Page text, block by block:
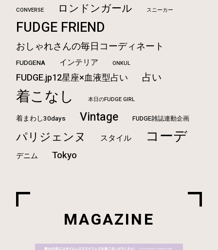
CONVERSE ロンドンガール スニーカー
FUDGE FRIEND
おしゃれさんの毎日コーディネート
FUDGENA インテリア ONKUL
FUDGE.jp12星座×血液型占い 占い
着こなし 本日のFUDGE GIRL
着まわし30days Vintage FUDGE雑誌連動企画
パリジェンヌ スタイル コーデ
デニム Tokyo
MAGAZINE